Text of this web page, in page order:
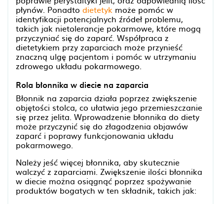
płynów. Ponadto dietetyk może pomóc w
identyfikacji potencjalnych źródeł problemu,
takich jak nietolerancje pokarmowe, które mogą
przyczyniać się do zaparć. Współpraca z
dietetykiem przy zaparciach może przynieść
znaczną ulgę pacjentom i pomóc w utrzymaniu
zdrowego układu pokarmowego.
Rola błonnika w diecie na zaparcia
Błonnik na zaparcia działa poprzez zwiększenie
objętości stolca, co ułatwia jego przemieszczanie
się przez jelita. Wprowadzenie błonnika do diety
może przyczynić się do złagodzenia objawów
zaparć i poprawy funkcjonowania układu
pokarmowego.
Należy jeść więcej błonnika, aby skutecznie
walczyć z zaparciami. Zwiększenie ilości błonnika
w diecie można osiągnąć poprzez spożywanie
produktów bogatych w ten składnik, takich jak: